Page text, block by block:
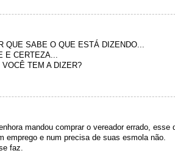
QUE SABE O QUE ESTÁ DIZENDO...
E CERTEZA...
VOCÊ TEM A DIZER?
mandou comprar o vereador errado, esse
emprego e num precisa de suas esmola não.
faz.